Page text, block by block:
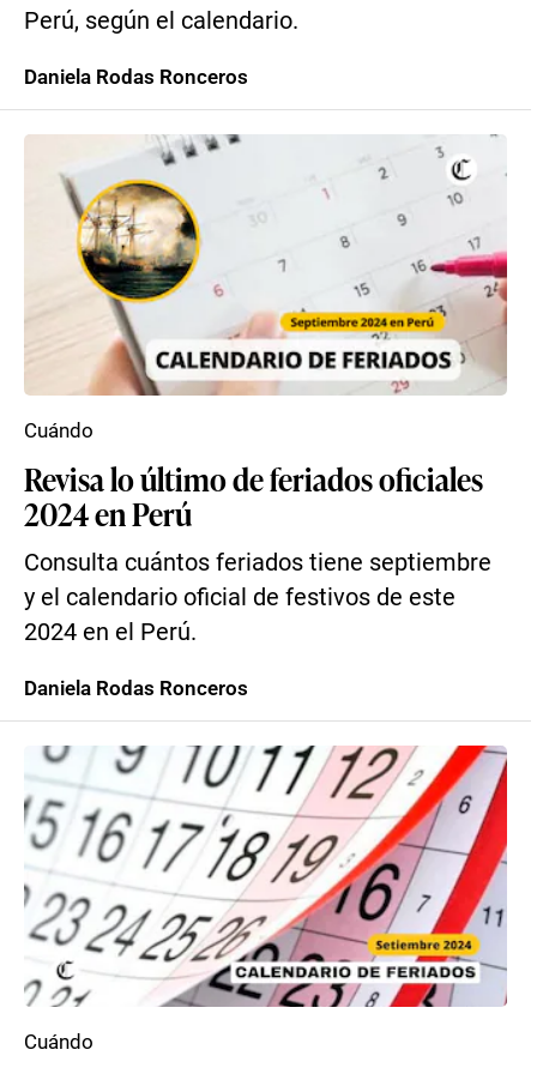
Perú, según el calendario.
Daniela Rodas Ronceros
Revisa lo último de feriados oficiales
2024 en Perú
Consulta cuántos feriados tiene septiembre
y el calendario oficial de festivos de este
2024 en el Perú.
Cuándo
Daniela Rodas Ronceros
Cuándo